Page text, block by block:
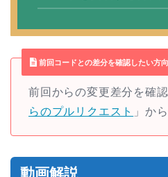
前回コードとの差分を確認したい方
前回からの変更差分を確
らのプルリクエスト
」か
動画解説